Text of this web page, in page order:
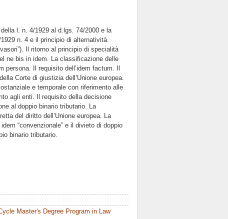
l. n. 4/1929 al d.lgs. 74/2000 e la
n. 4 e il principio di alternatività.
Il ritorno al principio di specialità
ne bis in idem. La classificazione delle
Il requisito dell’idem factum. Il
Corte di giustizia dell’Unione europea.
e temporale con riferimento alle
agli enti. Il requisito della decisione
al doppio binario tributario. La
del diritto dell’Unione europea. La
“convenzionale” e il divieto di doppio
binario tributario.
Master's Degree Program in Law